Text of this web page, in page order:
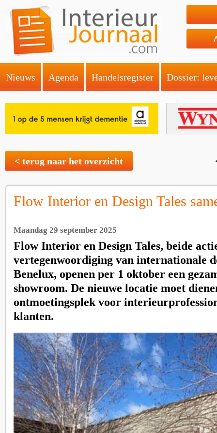
Nieuws Agenda Handelsregister Dossier:
< terug naar het overzicht
Flow Interior en Design Tales
Maandag 29 september 2025
Flow Interior en Design Tales, beide
vertegenwoordiging van internationale
Benelux, openen per 1 oktober een
showroom. De nieuwe locatie moet
ontmoetingsplek voor
klanten.